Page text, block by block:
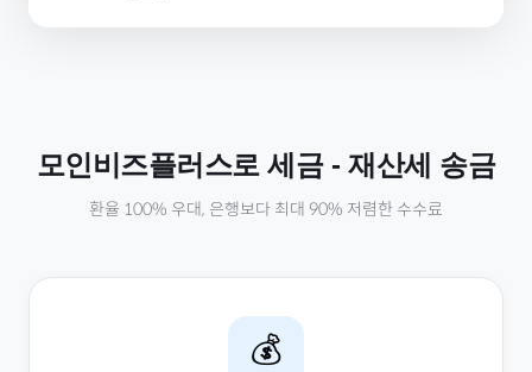
모인비즈플러스로세금-재산세 송금
환율 100% 우대, 은행보다 최대 90% 저렴한 수수료
💰